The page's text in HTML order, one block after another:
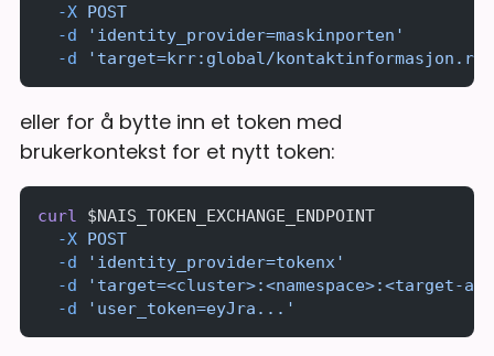
  -X
POST
  -d
'identity_provider=maskinporten'
  -d
'target=krr:global/
eller for å bytte inn et token med
brukerkontekst for et nytt token:
curl
$NAIS_TOKEN_EXCHANGE_ENDPOINT
  -X
POST
  -d
'identity_provider=tokenx'
  -d
'target=<cluster>:<namespace>:<target-
  -d
'user_token=eyJra...'